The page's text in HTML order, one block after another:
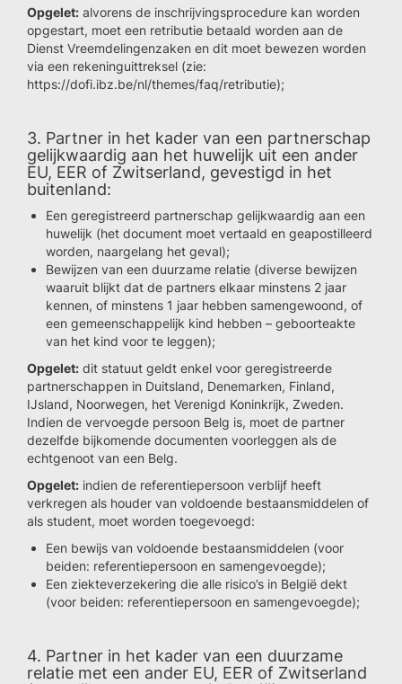
Opgelet: alvorens de inschrijvingsprocedure kan worden
opgestart, moet een retributie betaald worden aan de
Dienst Vreemdelingenzaken en dit moet bewezen worden
via een rekeninguittreksel (zie:
https://dofi.ibz.be/nl/themes/faq/retributie);
3. Partner in het kader van een partnerschap
gelijkwaardig aan het huwelijk uit een ander
EU, EER of Zwitserland, gevestigd in het
buitenland:
Een geregistreerd partnerschap gelijkwaardig aan een
huwelijk (het document moet vertaald en geapostilleerd
worden, naargelang het geval);
Bewijzen van een duurzame relatie (diverse bewijzen
waaruit blijkt dat de partners elkaar minstens 2 jaar
kennen, of minstens 1 jaar hebben samengewoond, of
een gemeenschappelijk kind hebben – geboorteakte
van het kind voor te leggen);
Opgelet: dit statuut geldt enkel voor geregistreerde
partnerschappen in Duitsland, Denemarken, Finland,
IJsland, Noorwegen, het Verenigd Koninkrijk, Zweden.
Indien de vervoegde persoon Belg is, moet de partner
dezelfde bijkomende documenten voorleggen als de
echtgenoot van een Belg.
Opgelet: indien de referentiepersoon verblijf heeft
verkregen als houder van voldoende bestaansmiddelen of
als student, moet worden toegevoegd:
Een bewijs van voldoende bestaansmiddelen (voor
beiden: referentiepersoon en samengevoegde);
Een ziekteverzekering die alle risico’s in België dekt
(voor beiden: referentiepersoon en samengevoegde);
4. Partner in het kader van een duurzame
relatie met een ander EU, EER of Zwitserland